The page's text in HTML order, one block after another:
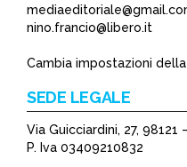
nino.francio@libero.it
Cambia impostazioni
SEDE LEGALE
Via Guicciardini, 27, 98121
P. Iva 03409210832